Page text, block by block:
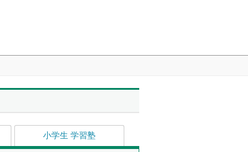
小学生 学習塾